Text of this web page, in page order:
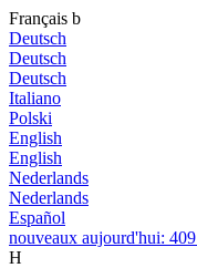
Français b
Deutsch
Deutsch
Deutsch
Italiano
Polski
English
English
Nederlands
Nederlands
Español
nouveaux aujourd'hui: 409
H